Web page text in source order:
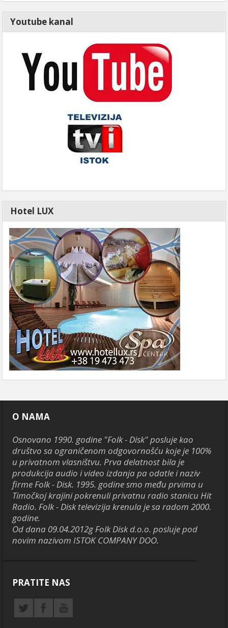
Youtube kanal
Hotel LUX
O NAMA
Osnovano 1990. godine "Folk - Disk" posluje kao
društvo sa ograničenom odgovornošću koje je 100%
u privatnom vlasništvu. Prva delatnost bila je
produkcija audio i video izdanja pa odatle i naziv
firme Folk - Disk. 1995. godine smo među prvima u
Timočkoj krajini pokrenuli privatnu radio stanicu Hit
Radio. Folk - Disk televizija krenula je sa radom 2000.
godine.
Od dana 09.04.2012g Folk Disk d.o.o. posluje pod
novim nazivom ISTOK COMPANY DOO.
PRATITE NAS